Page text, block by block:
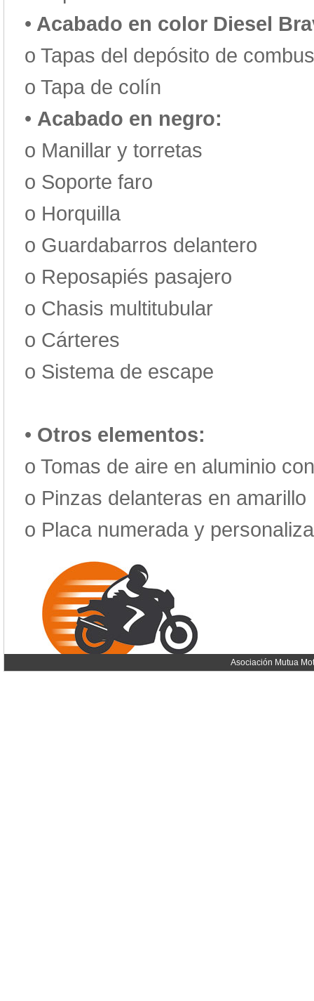
• Acabado en color Diesel
o Tapas del depósito de
o Tapa de colín
• Acabado en negro:
o Manillar y torretas
o Soporte faro
o Horquilla
o Guardabarros delantero
o Reposapiés pasajero
o Chasis multitubular
o Cárteres
o Sistema de escape
• Otros elementos:
o Tomas de aire en aluminio
o Pinzas delanteras en amarillo
o Placa numerada y
Asociación Mutua